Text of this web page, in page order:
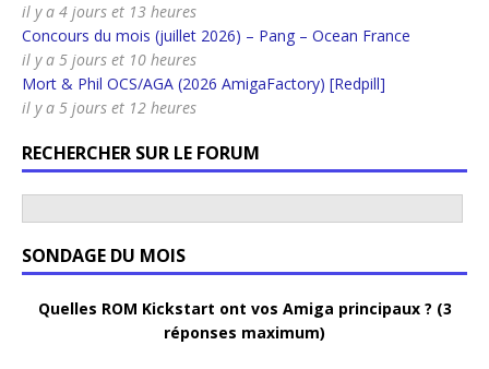
il y a 4 jours et 13 heures
Concours du mois (juillet 2026) – Pang – Ocean France
il y a 5 jours et 10 heures
Mort & Phil OCS/AGA (2026 AmigaFactory) [Redpill]
il y a 5 jours et 12 heures
RECHERCHER SUR LE FORUM
SONDAGE DU MOIS
Quelles ROM Kickstart ont vos Amiga principaux ? (3
réponses maximum)